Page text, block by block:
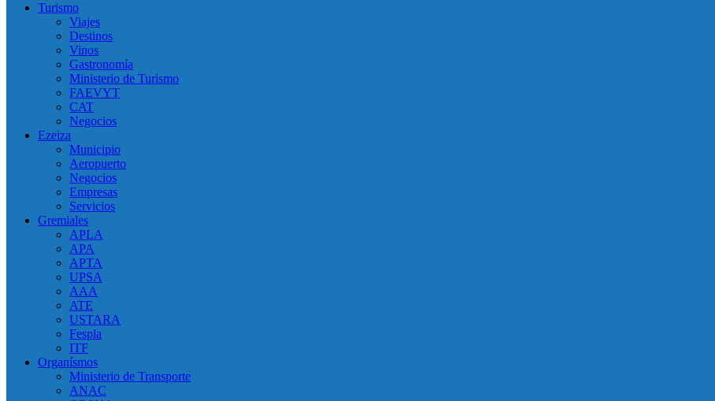
Turismo
Viajes
Destinos
Vinos
Gastronomía
Ministerio de Turismo
FAEVYT
CAT
Negocios
Ezeiza
Municipio
Aeropuerto
Negocios
Empresas
Servicios
Gremiales
APLA
APA
APTA
UPSA
AAA
ATE
USTARA
Fespla
ITF
Organísmos
Ministerio de Transporte
ANAC